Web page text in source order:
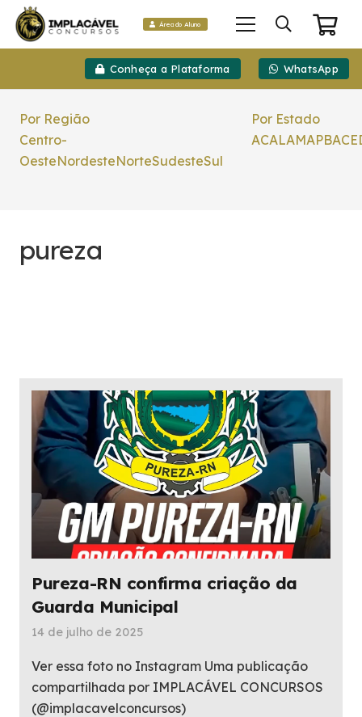
Área do Aluno
Conheça a Plataforma WhatsApp
Por Região
Centro-
OesteNordesteNorteSudesteSul
Por Estado
ACALAMAPBACE
pureza
Pureza-RN confirma criação da
Guarda Municipal
14 de julho de 2025
Ver essa foto no Instagram Uma publicação
compartilhada por IMPLACÁVEL CONCURSOS
(@implacavelconcursos)